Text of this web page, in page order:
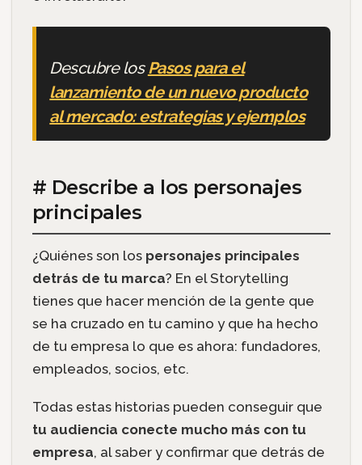
Descubre losPasos para el
lanzamiento de un nuevo producto
al mercado: estrategias y ejemplos
# Describe a los personajes
principales
¿Quiénes son los personajes principales
detrás de tu marca? En el Storytelling
tienes que hacer mención de la gente que
se ha cruzado en tu camino y que ha hecho
de tu empresa lo que es ahora: fundadores,
empleados, socios, etc.
Todas estas historias pueden conseguir que
tu audiencia conecte mucho más con tu
empresa, al saber y confirmar que detrás de